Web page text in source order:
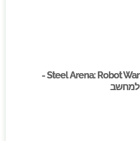
Steel Arena: Robot War -
למחשב
Steel Arena: Robot War -
למחשב